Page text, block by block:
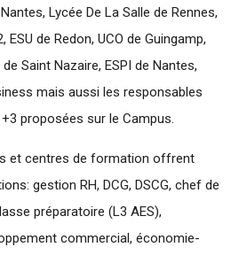
Lycée De La Salle de Rennes,
ESU de Redon, UCO de Guingamp,
Saint Nazaire, ESPI de Nantes,
mais aussi les responsables
proposées sur le Campus.
et centres de formation offrent
gestion RH, DCG, DSCG, chef de
préparatoire (L3 AES),
commercial, économie-